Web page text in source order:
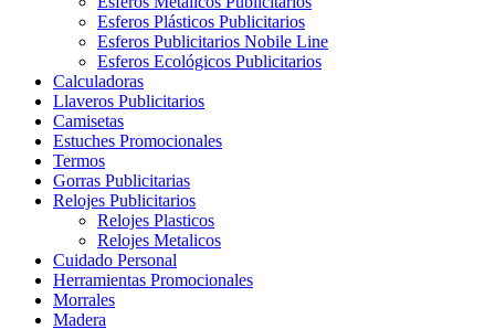
Esferos Plásticos Publicitarios
Esferos Publicitarios Nobile Line
Esferos Ecológicos Publicitarios
Calculadoras
Llaveros Publicitarios
Camisetas
Estuches Promocionales
Termos
Gorras Publicitarias
Relojes Publicitarios
Relojes Plasticos
Relojes Metalicos
Cuidado Personal
Herramientas Promocionales
Morrales
Madera